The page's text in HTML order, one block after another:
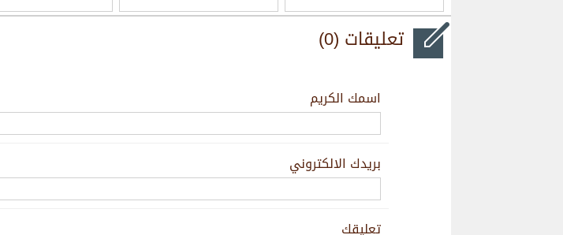
تعليقات (0)
اسمك الكريم
بريدك الالكتروني
تعليقك